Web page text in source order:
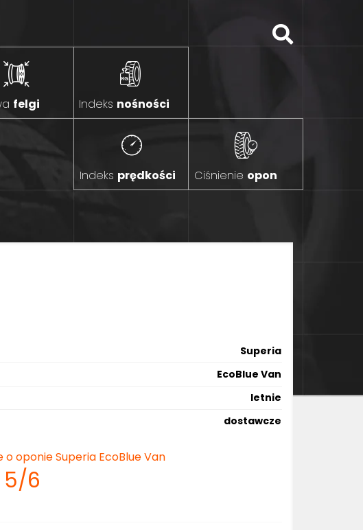
felgi Indeks nośności
Indeks prędkości Ciśnienie opon
Superia
EcoBlue Van
letnie
dostawcze
o oponie Superia EcoBlue Van
5/6